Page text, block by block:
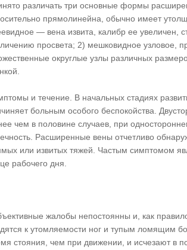
различать три основные формы
прямолинейна, обычно имеет
— вена извита, калибр ее увеличен,
просвета; 2) мешковидное узловое,
округлые узлы различных
и течение. В начальных стадиях
больным особого беспокойства.
чем в половине случаев, при
Расширенные вены отчетливо
или извитых тяжей. Частым симптомом
рабочего дня.
жалобы непостоянны и, как
к утомляемости ног и тупым ломящим
стояния, чем при движении, и исчезают в